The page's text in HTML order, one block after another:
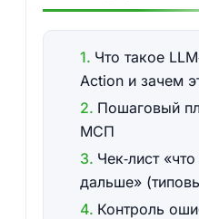
Что такое
Action и зачем
Пошаговый
МСП
Чек‑лист
дальше»
Контроль